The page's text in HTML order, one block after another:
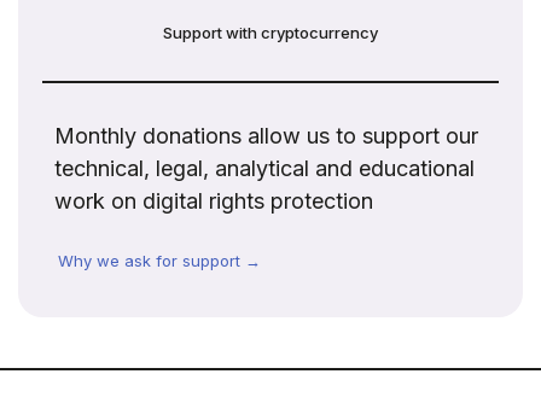
Support with cryptocurrency
Monthly donations allow us to support our
technical, legal, analytical and educational
work on digital rights protection
Why we ask for support →